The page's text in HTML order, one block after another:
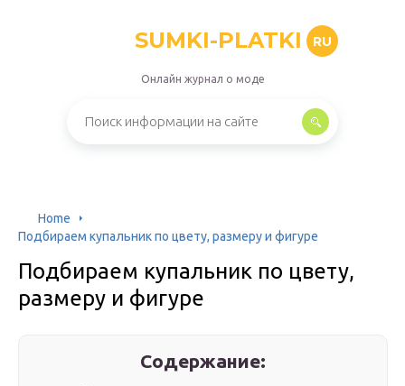
SUMKI-PLATKI RU
Онлайн журнал о моде
Home
Подбираем купальник по цвету, размеру и фигуре
Подбираем купальник по цвету,
размеру и фигуре
Содержание: